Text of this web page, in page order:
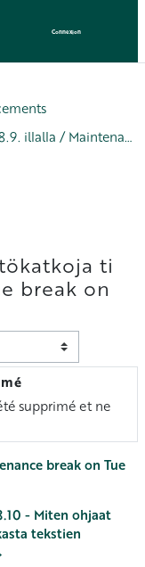
Connexion
Kuva: Moodle -tuki Käyttökatkoja ti 18.9. illalla / Maintenance break on Tue 18.9. evening
ti
break on
supprimé et ne
break on Tue
- Miten ohjaat
tekstien